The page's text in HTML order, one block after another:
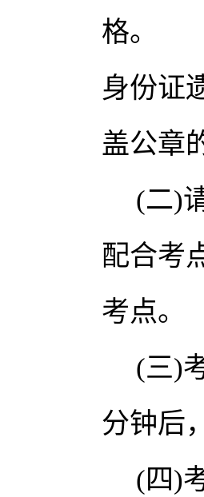
格。
身份证
盖公章
(二)
配合考
考点。
(三)
分钟后
(四)